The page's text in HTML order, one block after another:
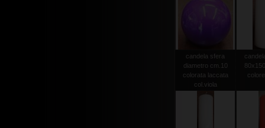
candela sfera
diametro cm.10
colorata laccata
col.viola